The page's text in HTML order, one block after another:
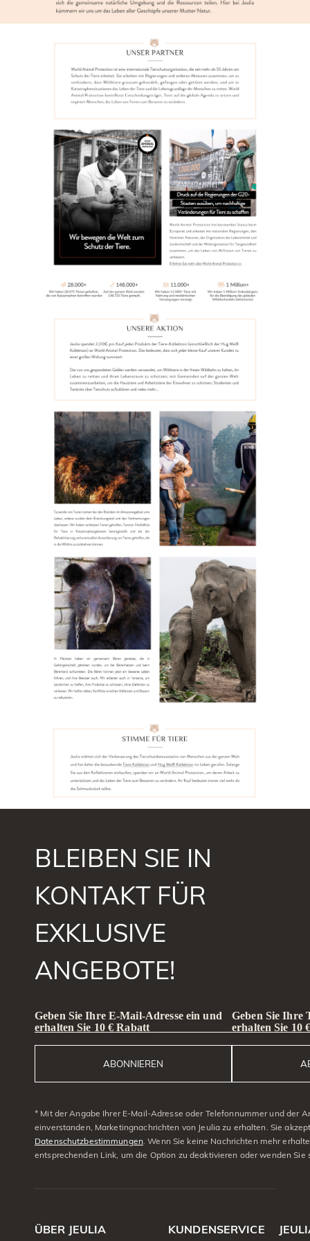
BLEIBEN SIE IN
KONTAKT FÜR
EXKLUSIVE
ANGEBOTE!
Geben Sie Ihre E-Mail-Adresse ein und
erhalten Sie 10 € Rabatt
ABONNIEREN
Geben Sie Ihre
erhalten Sie 10
* Mit der Angabe Ihrer E-Mail-Adresse oder Telefonnummer und der
einverstanden, Marketingnachrichten von Jeulia zu erhalten. Sie
Datenschutzbestimmungen . Wenn Sie keine Nachrichten mehr
entsprechenden Link, um die Option zu deaktivieren oder wenden Sie
ÜBER JEULIA KUNDENSERVICE